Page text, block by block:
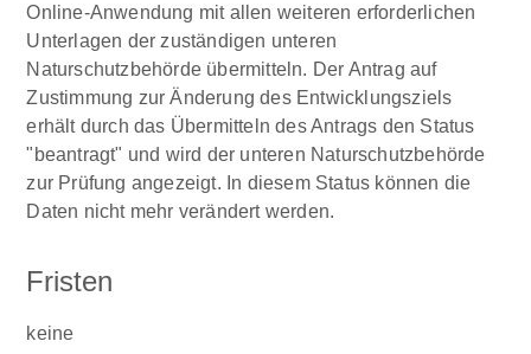
Online-Anwendung mit allen weiteren erforderlichen
Unterlagen der zuständigen unteren
Naturschutzbehörde übermitteln. Der Antrag auf
Zustimmung zur Änderung des Entwicklungsziels
erhält durch das Übermitteln des Antrags den Status
"beantragt" und wird der unteren Naturschutzbehörde
zur Prüfung angezeigt. In diesem Status können die
Daten nicht mehr verändert werden.
Fristen
keine